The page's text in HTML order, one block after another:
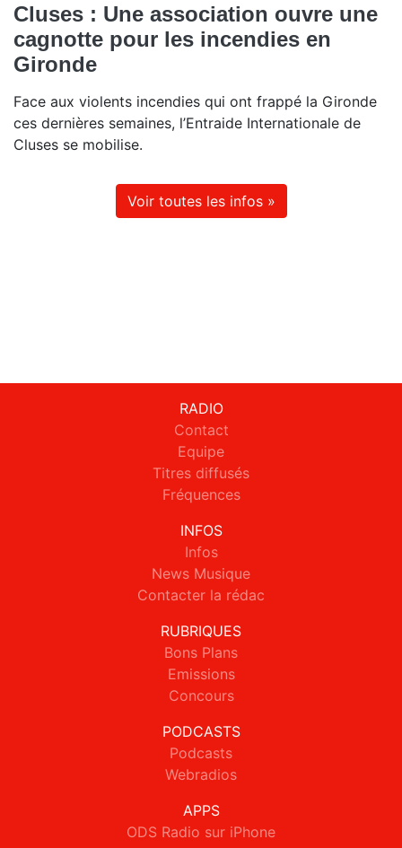
Cluses : Une association ouvre une
cagnotte pour les incendies en
Gironde
Face aux violents incendies qui ont frappé la Gironde
ces dernières semaines, l’Entraide Internationale de
Cluses se mobilise.
Voir toutes les infos »
RADIO
Contact
Equipe
Titres diffusés
Fréquences
INFOS
Infos
News Musique
Contacter la rédac
RUBRIQUES
Bons Plans
Emissions
Concours
PODCASTS
Podcasts
Webradios
APPS
ODS Radio sur iPhone